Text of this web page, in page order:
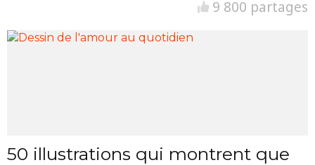
9 800 partages
50 illustrations qui montrent que